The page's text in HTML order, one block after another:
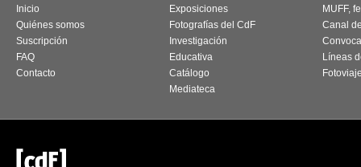
Inicio
Quiénes somos
Suscripción
FAQ
Contacto
Exposiciones
Fotografías del CdF
Investigación
Educativa
Catálogo
Mediateca
MUFF,
Canal
Líneas